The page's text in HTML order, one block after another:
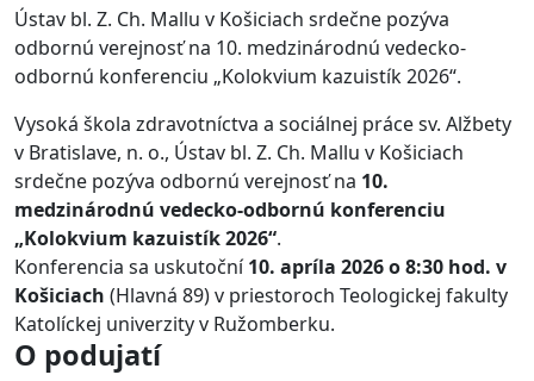
Ústav bl. Z. Ch. Mallu v Košiciach srdečne pozýva
odbornú verejnosť na 10. medzinárodnú vedecko-
odbornú konferenciu „Kolokvium kazuistík 2026“.
Vysoká škola zdravotníctva a sociálnej práce sv. Alžbety
v Bratislave, n. o., Ústav bl. Z. Ch. Mallu v Košiciach
srdečne pozýva odbornú verejnosť na 10.
medzinárodnú vedecko-odbornú konferenciu
„Kolokvium kazuistík 2026“.
Konferencia sa uskutoční 10. apríla 2026 o 8:30 hod. v
Košiciach (Hlavná 89) v priestoroch Teologickej fakulty
Katolíckej univerzity v Ružomberku.
O podujatí